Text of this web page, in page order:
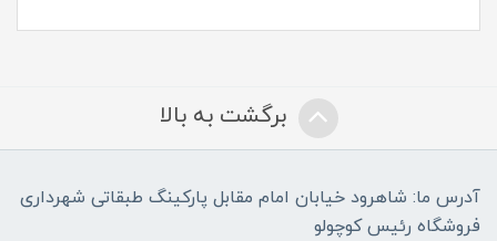
برگشت به بالا
آدرس ما: شاهرود خیابان امام مقابل پارکینگ طبقاتی شهرداری
فروشگاه رئیس کوچولو